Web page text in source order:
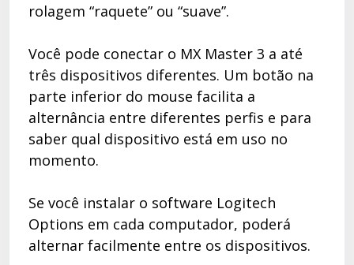
rolagem “raquete” ou “suave”.
Você pode conectar o MX Master 3 a até
três dispositivos diferentes. Um botão na
parte inferior do mouse facilita a
alternância entre diferentes perfis e para
saber qual dispositivo está em uso no
momento.
Se você instalar o software Logitech
Options em cada computador, poderá
alternar facilmente entre os dispositivos.